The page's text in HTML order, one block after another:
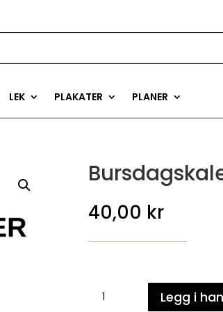
LEK PLAKATER PLANER
40,00 kr
Bursdagskalender
Legg i